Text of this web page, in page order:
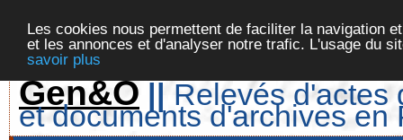
Les cookies nous permettent de faciliter la navigation
et les annonces et d'analyser notre trafic. L'usage du
savoir plus
Gen&O || Relevés d'actes
et documents d'archives en